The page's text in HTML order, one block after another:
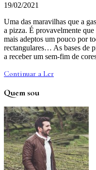
19/02/2021
Uma das maravilhas que a
a pizza. É provavelmente
mais adeptos um pouco por
rectangulares… As bases de
a receber um sem-fim de
Continuar a Ler
Quem sou